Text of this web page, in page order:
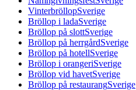
VinterbröllopSverige
Bröllop i ladaSverige
Bröllop på slottSverige
Bröllop på herrgårdSverige
Bröllop på hotellSverige
Bröllop i orangeriSverige
Bröllop vid havetSverige
Bröllop på restaurangSverige